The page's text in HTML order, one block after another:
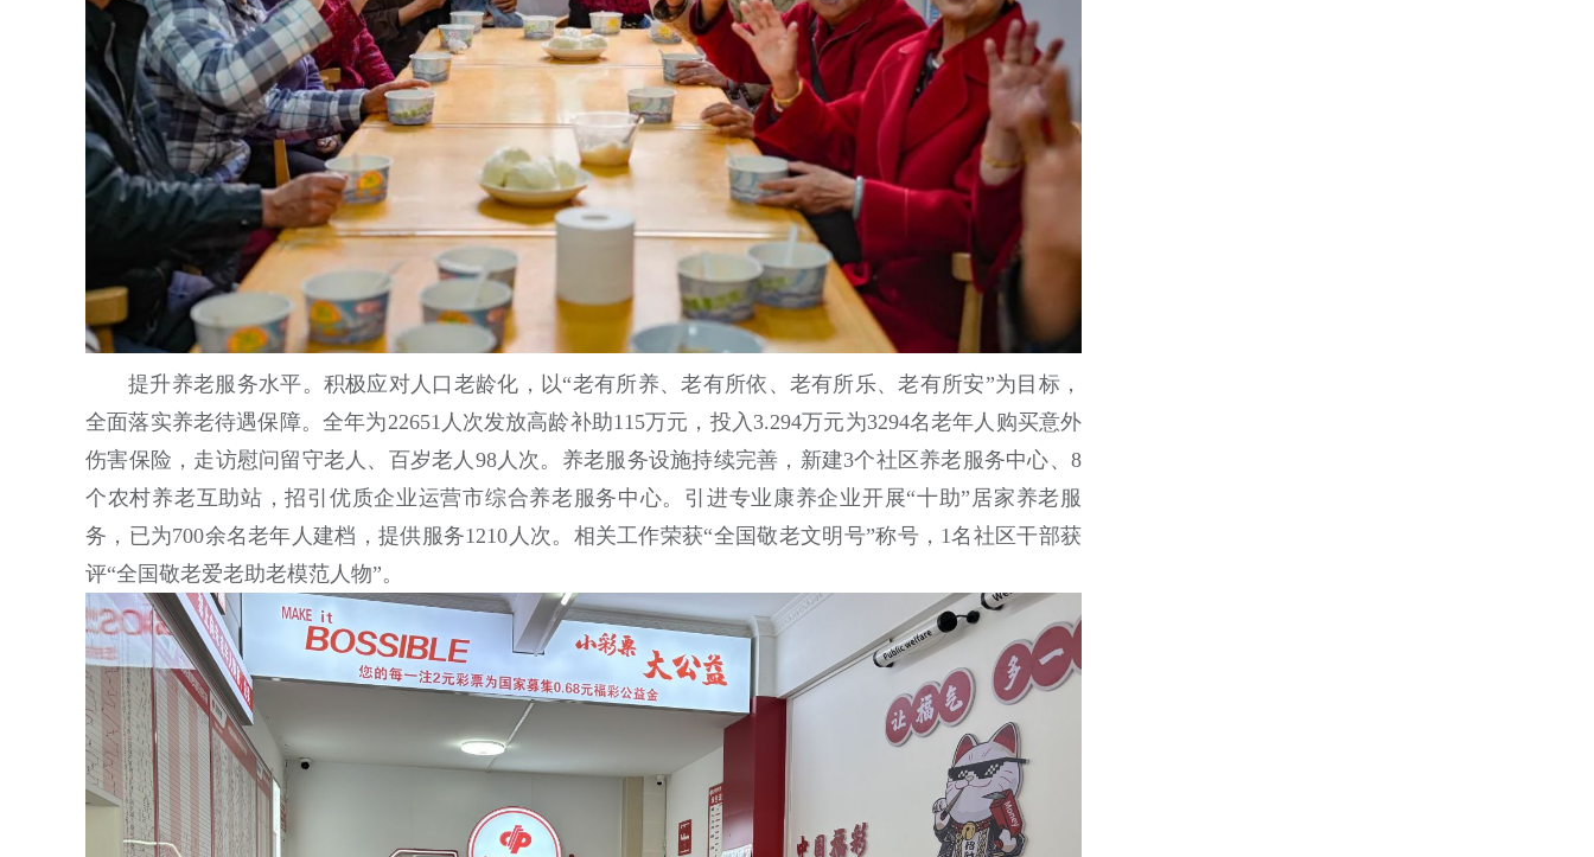
提升养老服务水平。积极应对人口老龄化，以“老有所养、老有所依、老有所乐、老有所安”为目标，
全面落实养老待遇保障。‌全年为22651人次发放高龄补助115万元，投入3.294万元为3294名老年人购买意外
伤害保险，走访慰问留守老人、百岁老人98人次。养老服务设施持续完善，新建3个社区养老服务中心、8
个农村养老互助站，招引优质企业运营市综合养老服务中心。引进专业康养企业开展“十助”居家养老服
务，已为700余名老年人建档，提供服务1210人次。相关工作荣获“全国敬老文明号”称号，1名社区干部获
评“全国敬老爱老助老模范人物”。